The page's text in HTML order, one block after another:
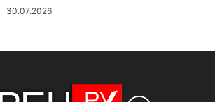
30.07.2026